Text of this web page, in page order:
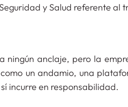
y Salud referente al
anclaje, pero la
un andamio, una
incurre en responsabilidad.